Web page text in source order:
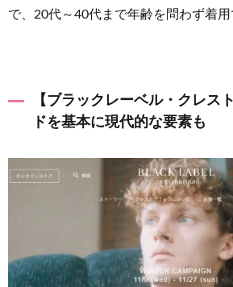
【洋服
ルウエ
アが自
慢
5.3
【AOKI（ア
オキ）】全
で、20代～40代まで年齢を問わず着用
【ブラックレーベル・クレス
ドを基本に現代的な要素も